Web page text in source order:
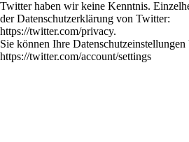
Twitter haben wir keine Kenntnis.
der Datenschutzerklärung von Twitter:
https://twitter.com/privacy.
Sie können Ihre
https://twitter.com/account/settings